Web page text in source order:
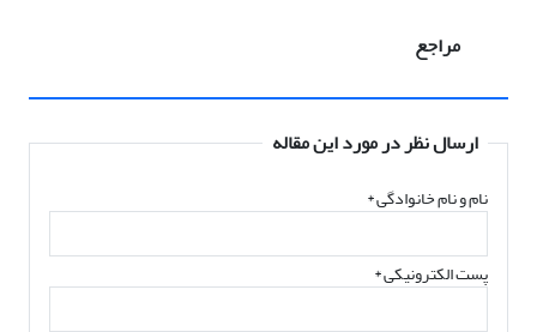
مراجع
ارسال نظر در مورد این مقاله
نام و نام خانوادگی*
پست الکترونیکی*